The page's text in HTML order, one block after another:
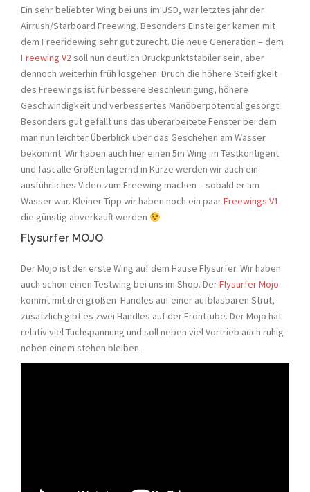
Ein sehr beliebter Wing bei uns im USD, war letztes jahr der
Airrush/Starboard Freewing. Besonders Einsteiger kamen mit
dem Freeridewing sehr gut zurecht. Die neue Generation – dem
Freewing V2soll nun deutlich Druckpunktstabiler sein, aber
dennoch weiterhin früh losgehen. Druch die höhere Steifigkeit
des Freewings ist für bessere Beschleunigung, höhere
Geschwindigkeit und verbessertes Manöberpotential gesorgt.
Besonders gut gefällt uns das überarbeitete Fenster bei dem
man nun leichter Überblick über das Geschehen am Wasser
bekommt. Wir haben auch hier einen 5m Wing im Testkontigent
und fast alle Größen lagernd in Kürze werden wir auch ein
ausführliches Video zum Freewing machen – sobald er am
Wasser war. Kleiner Tipp wir haben noch ein paarFreewings V1
die günstig abverkauft werden
Flysurfer MOJO
Der Mojo ist der erste Wing auf dem Hause Flysurfer. Wir haben
auch schon einen Testwing bei uns im Shop. DerFlysurfer Mojo
kommt mit drei großen Handles auf einer aufblasbaren Strut,
zusätzlich gibt es zwei Handles auf der Fronttube. Der Mojo hat
relativ viel Tuchspannung und soll neben viel Vortrieb auch ruhig
neben einem stehen bleiben.